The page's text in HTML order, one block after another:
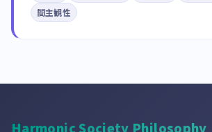
間主観性
Harmonic Society Philosophy